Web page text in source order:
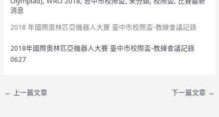
消息
2018 年國際奧林匹亞機器人大賽 臺中市校際盃-教練會議記錄
2018年國際奧林匹亞機器人大賽 臺中市校際盃-教練會議記錄
0627
← 上一篇文章 下一篇文章 →